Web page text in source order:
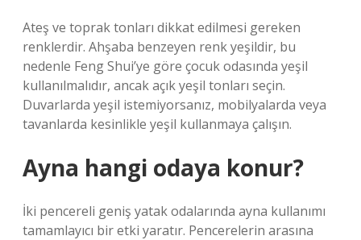
Ateş ve toprak tonları dikkat edilmesi gereken
renklerdir. Ahşaba benzeyen renk yeşildir, bu
nedenle Feng Shui’ye göre çocuk odasında yeşil
kullanılmalıdır, ancak açık yeşil tonları seçin.
Duvarlarda yeşil istemiyorsanız, mobilyalarda veya
tavanlarda kesinlikle yeşil kullanmaya çalışın.
Ayna hangi odaya konur?
İki pencereli geniş yatak odalarında ayna kullanımı
tamamlayıcı bir etki yaratır. Pencerelerin arasına